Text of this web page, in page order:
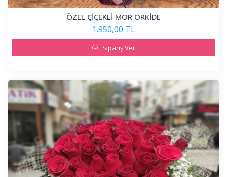
ÖZEL ÇİÇEKLİ MOR ORKİDE
1.950,00 TL
Sipariş Ver